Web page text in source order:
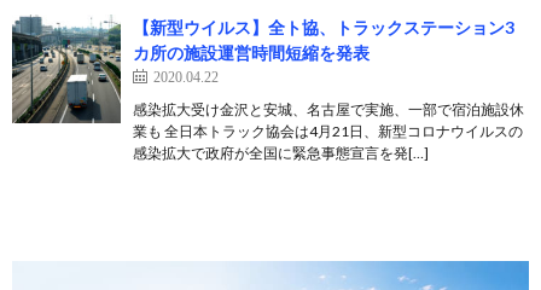
【新型ウイルス】全ト協、トラックステーション3
カ所の施設運営時間短縮を発表
2020.04.22
感染拡大受け金沢と安城、名古屋で実施、一部で宿泊施設休
業も 全日本トラック協会は4月21日、新型コロナウイルスの
感染拡大で政府が全国に緊急事態宣言を発[…]